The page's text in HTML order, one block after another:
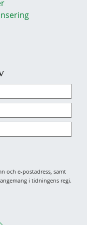
och e-postadress, samt
i tidningens regi.